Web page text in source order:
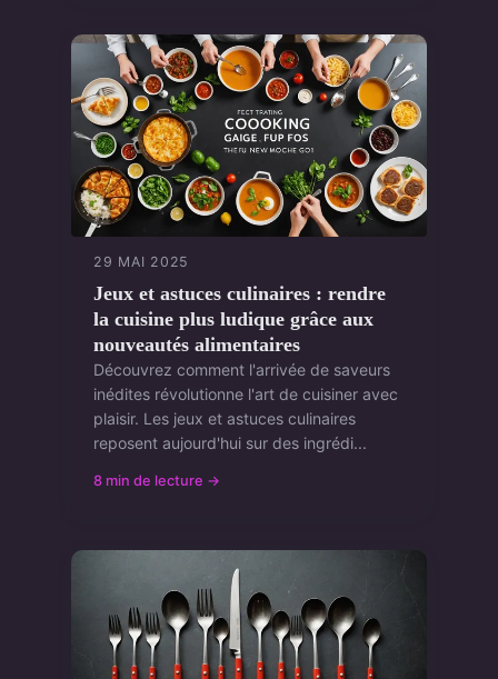
29 MAI 2025
Jeux et astuces culinaires : rendre
la cuisine plus ludique grâce aux
nouveautés alimentaires
Découvrez comment l'arrivée de saveurs
inédites révolutionne l'art de cuisiner avec
plaisir. Les jeux et astuces culinaires
reposent aujourd'hui sur des ingrédi...
8 min de lecture →